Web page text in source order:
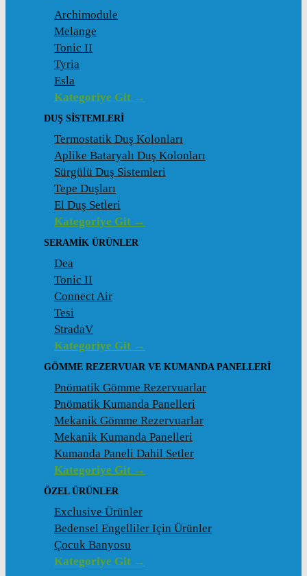
Archimodule
Melange
Tonic II
Tyria
Esla
Kategoriye Git →
DUŞ SISTEMLERI
Termostatik Duş Kolonları
Aplike Bataryalı Duş Kolonları
Sürgülü Duş Sistemleri
Tepe Duşları
El Duş Setleri
Kategoriye Git →
SERAMIK ÜRÜNLER
Dea
Tonic II
Connect Air
Tesi
StradaV
Kategoriye Git →
GÖMME REZERVUAR VE KUMANDA PANELLERI
Pnömatik Gömme Rezervuarlar
Pnömatik Kumanda Panelleri
Mekanik Gömme Rezervuarlar
Mekanik Kumanda Panelleri
Kumanda Paneli Dahil Setler
Kategoriye Git →
ÖZEL ÜRÜNLER
Exclusive Ürünler
Bedensel Engelliler Için Ürünler
Çocuk Banyosu
Kategoriye Git →